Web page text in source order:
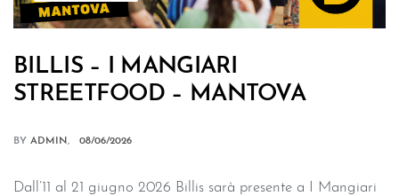
BILLIS – I MANGIARI
STREETFOOD – MANTOVA
BY ADMIN 08/06/2026
Dall’11 al 21 giugno 2026 Billis sarà presente a I Mangiari